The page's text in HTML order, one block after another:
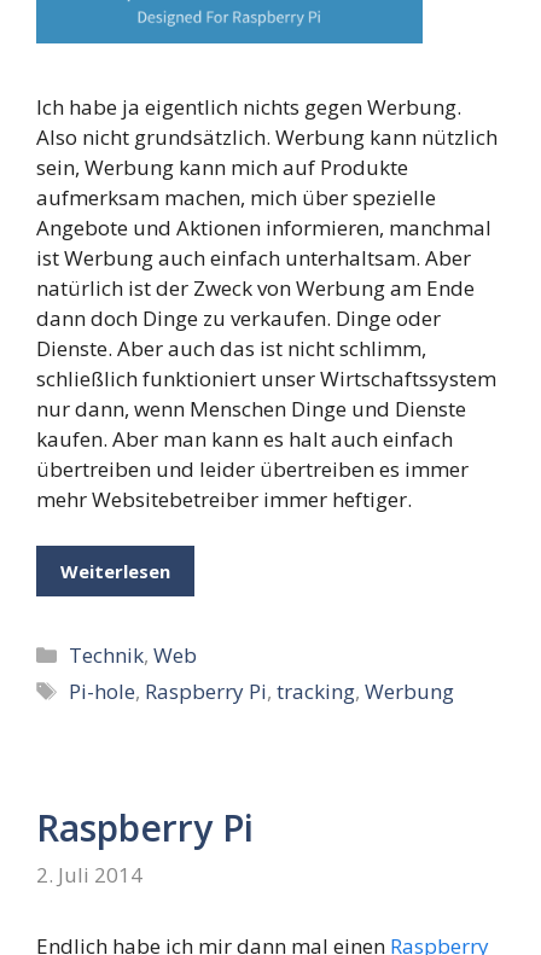
Ich habe ja eigentlich nichts gegen Werbung.
Also nicht grundsätzlich. Werbung kann nützlich
sein, Werbung kann mich auf Produkte
aufmerksam machen, mich über spezielle
Angebote und Aktionen informieren, manchmal
ist Werbung auch einfach unterhaltsam. Aber
natürlich ist der Zweck von Werbung am Ende
dann doch Dinge zu verkaufen. Dinge oder
Dienste. Aber auch das ist nicht schlimm,
schließlich funktioniert unser Wirtschaftssystem
nur dann, wenn Menschen Dinge und Dienste
kaufen. Aber man kann es halt auch einfach
übertreiben und leider übertreiben es immer
mehr Websitebetreiber immer heftiger.
Weiterlesen
Kategorien
Technik,Web
Schlagwörter
Pi-hole, Raspberry Pi,tracking,Werbung
Raspberry Pi
2. Juli 2014
Endlich habe ich mir dann mal einen Raspberry